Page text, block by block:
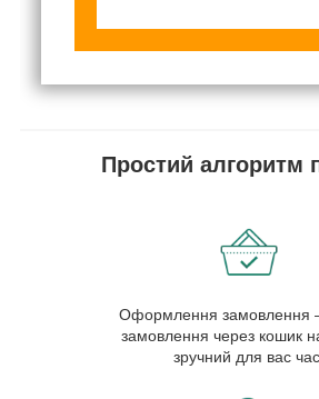
Простий алгоритм
Оформлення замовлення –
замовлення через кошик
зручний для вас час.